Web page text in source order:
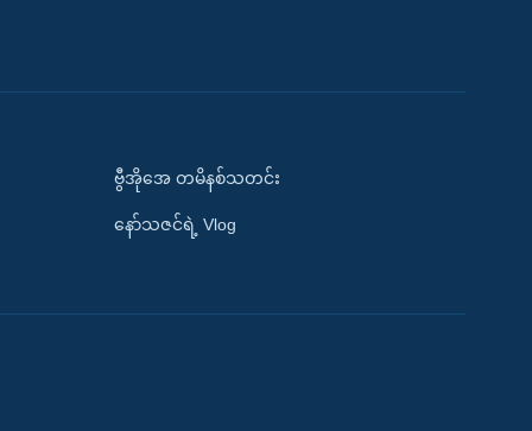
ဗွီအိုအေ တမိနစ်သတင်း
နော်သဇင်ရဲ့ Vlog